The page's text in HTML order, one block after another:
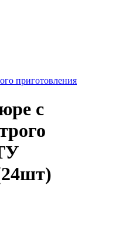
приготовления
с